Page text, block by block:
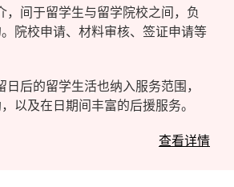
，间于留学生与留学院校之间，负
院校申请、材料审核、签证申请等
日后的留学生活也纳入服务范围，
以及在日期间丰富的后援服务。
查看详情